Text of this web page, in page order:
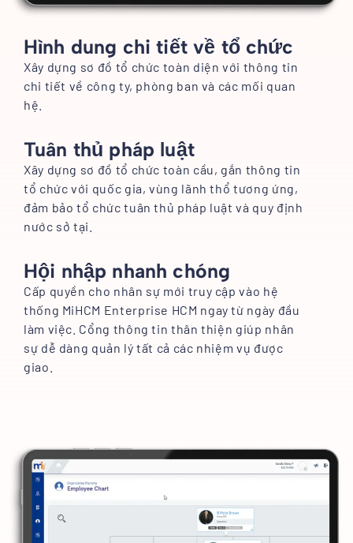
Hình dung chi tiết về tổ chức
Xây dựng sơ đồ tổ chức toàn diện với thông tin
chi tiết về công ty, phòng ban và các mối quan
hệ.
Tuân thủ pháp luật
Xây dựng sơ đồ tổ chức toàn cầu, gắn thông tin
tổ chức với quốc gia, vùng lãnh thổ tương ứng,
đảm bảo tổ chức tuân thủ pháp luật và quy định
nước sở tại.
Hội nhập nhanh chóng
Cấp quyền cho nhân sự mới truy cập vào hệ
thống MiHCM Enterprise HCM ngay từ ngày đầu
làm việc. Cổng thông tin thân thiện giúp nhân
sự dễ dàng quản lý tất cả các nhiệm vụ được
giao.